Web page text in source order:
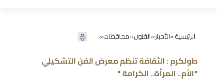
الرئيسية »الأخبار»الفنون»محافظات»
طولكرم : الثقافة تنظم معرض الفن التشكيلي
"الأم.. المرأة.. الكرامة "